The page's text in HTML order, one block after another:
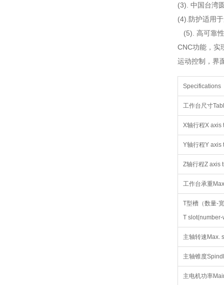
(3). 中国台湾
(4).防护适用
(5). 高可靠
CNC功能，实
运动控制，界
Specifications
工作台尺寸
X轴行程X axis
Y轴行程Y axis
Z轴行程Z axis
工作台承重
T型槽（数量-
T
主轴转速Max.
主轴锥度
主电机功率